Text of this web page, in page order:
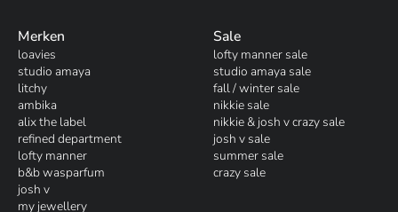
Merken
loavies
studio amaya
litchy
ambika
alix the label
refined department
lofty manner
b&b wasparfum
josh v
my jewellery
Sale
lofty manner sale
studio amaya sale
fall / winter sale
nikkie sale
nikkie & josh v crazy sale
josh v sale
summer sale
crazy sale